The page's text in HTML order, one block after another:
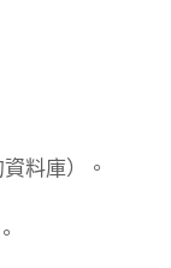
料庫）。